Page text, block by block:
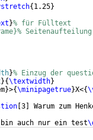
{ 1.25}
}% für Fülltext
}% Einzug der
}{\textwidth}
}>{\minipagetrue}X<{
3
Warum zum
auch nur ein test